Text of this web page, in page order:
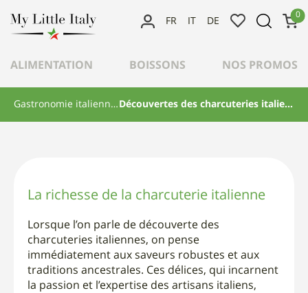
ALIMENTATION BOISSONS NOS PROMOS
FR DE
0
Gastronomie italienne Découvertes des charcuteries italiennes
GASTRONOMIE ITALIENNE
charcuteries italiennes
La richesse de la charcuterie italienne
Lorsque l’on parle de découverte des
charcuteries italiennes, on pense
immédiatement aux saveurs robustes et aux
traditions ancestrales. Ces délices, qui incarnent
la passion et l’expertise des artisans italiens,